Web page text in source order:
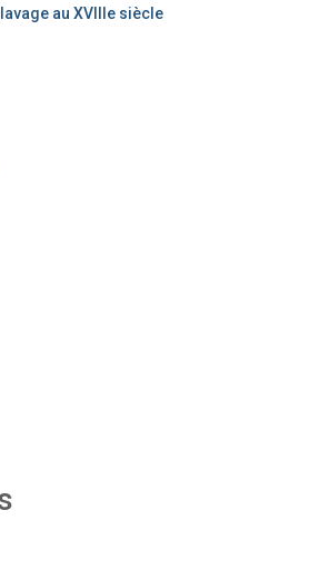
au XVIIIe siècle